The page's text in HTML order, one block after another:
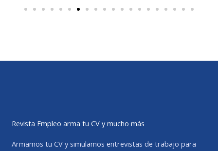
Revista Empleo arma tu CV y mucho más
Armamos tu CV y simulamos entrevistas de trabajo para